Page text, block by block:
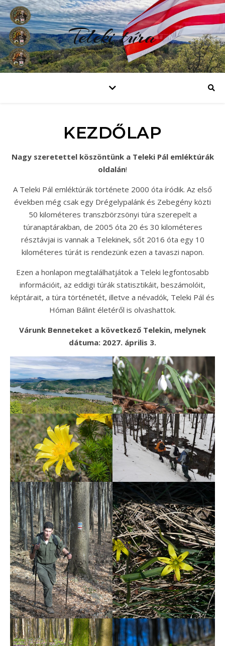
Teleki túra
KEZDŐLAP
Nagy szeretettel köszöntünk a Teleki Pál emléktúrák
oldalán!
A Teleki Pál emléktúrák története 2000 óta íródik. Az első
években még csak egy Drégelypalánk és Zebegény közti
50 kilométeres transzbörzsönyi túra szerepelt a
túranaptárakban, de 2005 óta 20 és 30 kilométeres
résztávjai is vannak a Telekinek, sőt 2016 óta egy 10
kilométeres túrát is rendezünk ezen a tavaszi napon.
Ezen a honlapon megtalálhatjátok a Teleki legfontosabb
információit, az eddigi túrák statisztikáit, beszámolóit,
képtárait, a túra történetét, illetve a névadók, Teleki Pál és
Hóman Bálint életéről is olvashattok.
Várunk Benneteket a következő Telekin, melynek
dátuma: 2027. április 3.